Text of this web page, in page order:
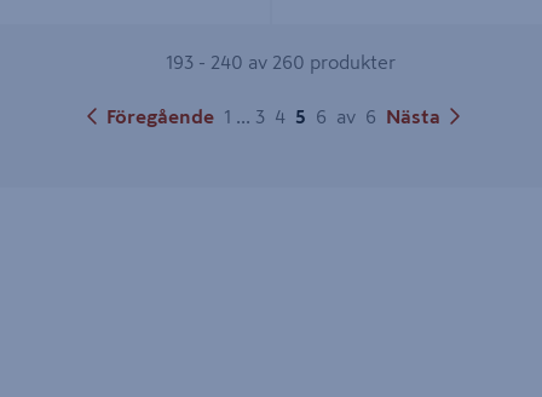
193 - 240 av 260 produkter
Föregående 1 ... 3 4 5 6 av 6 Nästa